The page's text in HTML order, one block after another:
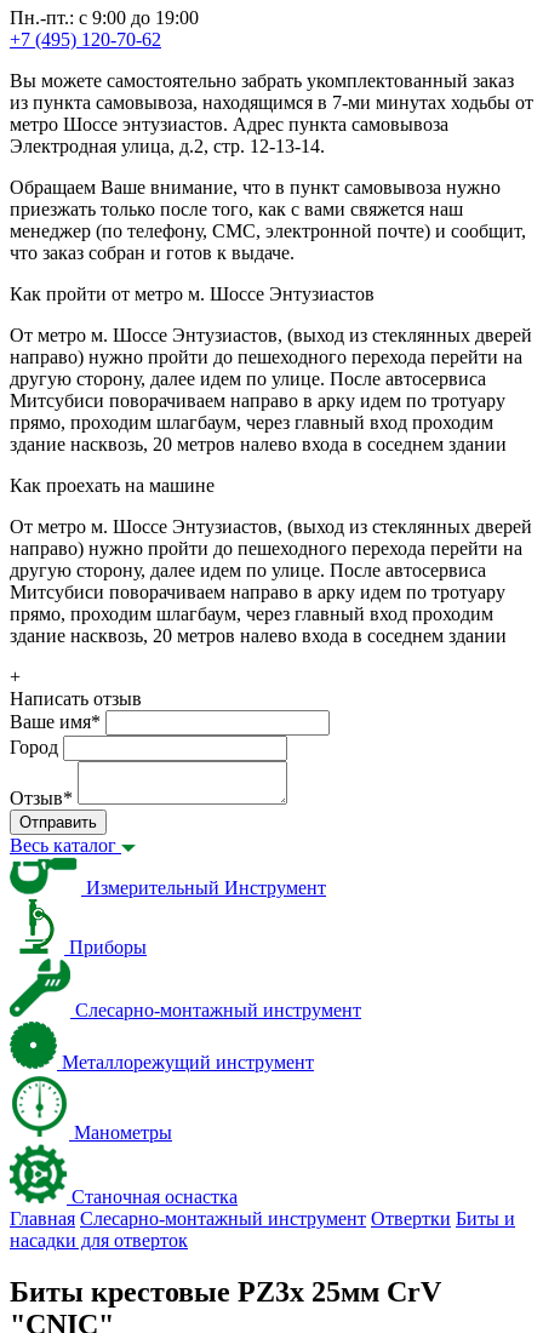
Пн.-пт.: с 9:00 до 19:00
+7 (495) 120-70-62
Вы можете самостоятельно забрать укомплектованный заказ
из пункта самовывоза, находящимся в 7-ми минутах ходьбы от
метро Шоссе энтузиастов. Адрес пункта самовывоза
Электродная улица, д.2, стр. 12-13-14.
Обращаем Ваше внимание, что в пункт самовывоза нужно
приезжать только после того, как с вами свяжется наш
менеджер (по телефону, СМС, электронной почте) и сообщит,
что заказ собран и готов к выдаче.
Как пройти от метро м. Шоссе Энтузиастов
От метро м. Шоссе Энтузиастов, (выход из стеклянных дверей
направо) нужно пройти до пешеходного перехода перейти на
другую сторону, далее идем по улице. После автосервиса
Митсубиси поворачиваем направо в арку идем по тротуару
прямо, проходим шлагбаум, через главный вход проходим
здание насквозь, 20 метров налево входа в соседнем здании
Как проехать на машине
От метро м. Шоссе Энтузиастов, (выход из стеклянных дверей
направо) нужно пройти до пешеходного перехода перейти на
другую сторону, далее идем по улице. После автосервиса
Митсубиси поворачиваем направо в арку идем по тротуару
прямо, проходим шлагбаум, через главный вход проходим
здание насквозь, 20 метров налево входа в соседнем здании
+
Написать отзыв
Ваше имя*
Город
Отзыв*
Отправить
Весь каталог
Измерительный Инструмент
Приборы
Слесарно-монтажный инструмент
Металлорежущий инструмент
Манометры
Станочная оснастка
Главная Слесарно-монтажный инструмент Отвертки Биты и
насадки для отверток
Биты крестовые PZ3х 25мм CrV
"CNIC"